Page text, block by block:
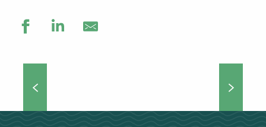
Théâtre de rue, concerts, manifestations culturelles et
sportives… Si vous choisissez de venir séjourner en Ille-
DÉCOUVRIR